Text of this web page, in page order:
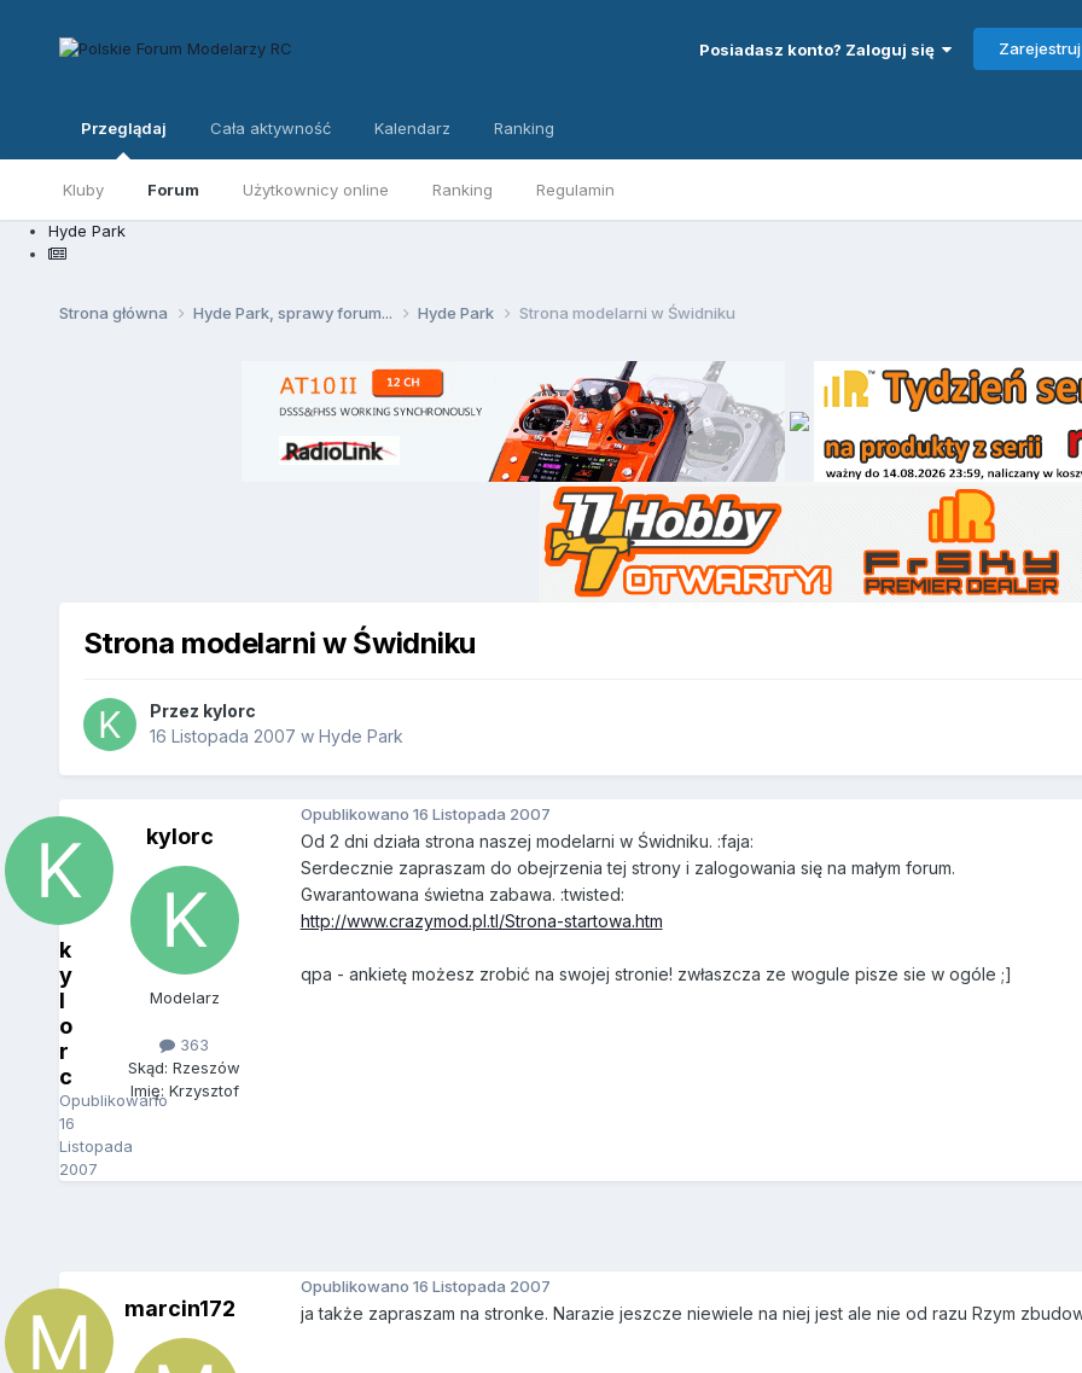
Posiadasz konto? Zaloguj się
Przeglądaj
Kluby Forum Użytkownicy online Ranking Regulamin
Cała aktywność Kalendarz Ranking
Hyde Park
Strona główna Hyde Park, sprawy forum... Hyde Park Strona modelarni w Świdniku
Strona modelarni w Świdniku
Przez kylorc
16 Listopada 2007 w Hyde Park
k
y
l
o
r
c
Opublikowano
16
Listopada
2007
kylorc
Modelarz
363
Skąd: Rzeszów
Imię: Krzysztof
Opublikowano 16 Listopada 2007
Od 2 dni działa strona naszej modelarni w Świdniku. :faja:
Serdecznie zapraszam do obejrzenia tej strony i zalogowania się na małym forum.
Gwarantowana świetna zabawa. :twisted:
http://www.crazymod.pl.tl/Strona-startowa.htm
qpa - ankietę możesz zrobić na swojej stronie! zwłaszcza ze wogule pisze sie w ogóle ;]
marcin172
Opublikowano 16 Listopada 2007
ja także zapraszam na stronke. Narazie jeszcze niewiele na niej jest ale nie od razu Rzym